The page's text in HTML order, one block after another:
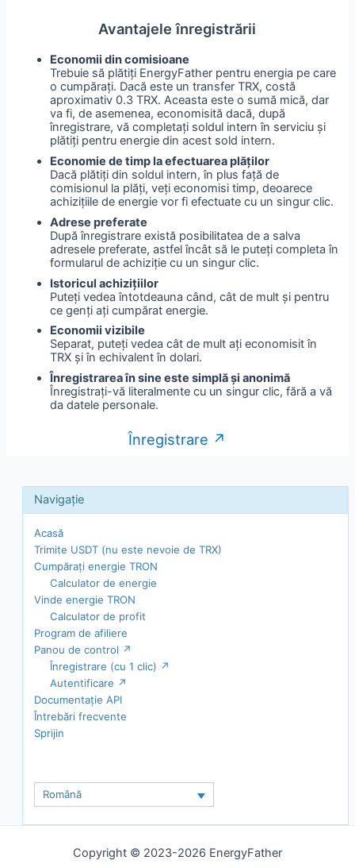
Avantajele înregistrării
Economii din comisioane
Trebuie să plătiți EnergyFather pentru energia pe care
o cumpărați. Dacă este un transfer TRX, costă
aproximativ 0.3 TRX. Aceasta este o sumă mică, dar
va fi, de asemenea, economisită dacă, după
înregistrare, vă completați soldul intern în serviciu și
plătiți pentru energie din acest sold intern.
Economie de timp la efectuarea plăților
Dacă plătiți din soldul intern, în plus față de
comisionul la plăți, veți economisi timp, deoarece
achizițiile de energie vor fi efectuate cu un singur clic.
Adrese preferate
După înregistrare există posibilitatea de a salva
adresele preferate, astfel încât să le puteți completa în
formularul de achiziție cu un singur clic.
Istoricul achizițiilor
Puteți vedea întotdeauna când, cât de mult și pentru
ce genți ați cumpărat energie.
Economii vizibile
Separat, puteți vedea cât de mult ați economisit în
TRX și în echivalent în dolari.
Înregistrarea în sine este simplă și anonimă
Înregistrați-vă literalmente cu un singur clic, fără a vă
da datele personale.
Înregistrare ↗
Acasă
Trimite USDT (nu este nevoie de TRX)
Cumpărați energie TRON
Calculator de energie
Vinde energie TRON
Calculator de profit
Program de afiliere
Panou de control ↗
Înregistrare (cu 1 clic) ↗
Autentificare ↗
Documentație API
Întrebări frecvente
Sprijin
Română
Copyright © 2023-2026 EnergyFather